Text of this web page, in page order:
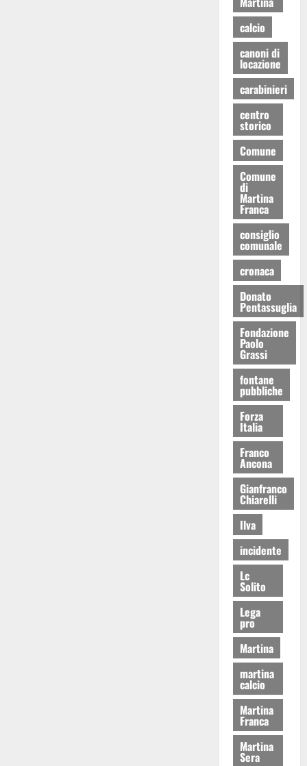
calcio
canoni di
locazione
carabinieri
centro
storico
Comune
Comune
di
Martina
Franca
consiglio
comunale
cronaca
Donato
Pentassuglia
Fondazione
Paolo
Grassi
fontane
pubbliche
Forza
Italia
Franco
Ancona
Gianfranco
Chiarelli
Ilva
incidente
Lc
Solito
Lega
pro
Martina
martina
calcio
Martina
Franca
Martina
Sera